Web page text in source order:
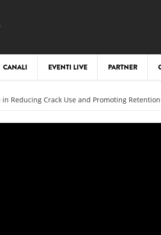
CANALI EVENTI LIVE PARTNER
Reducing Crack Use and Promoting